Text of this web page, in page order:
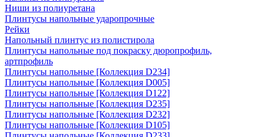
Ниши из полиуретана
Плинтусы напольные ударопрочные
Рейки
Напольный плинтус из полистирола
Плинтусы напольные под покраску дюропрофиль,
артпрофиль
Плинтусы напольные [Коллекция D234]
Плинтусы напольные [Коллекция D005]
Плинтусы напольные [Коллекция D122]
Плинтусы напольные [Коллекция D235]
Плинтусы напольные [Коллекция D232]
Плинтусы напольные [Коллекция D105]